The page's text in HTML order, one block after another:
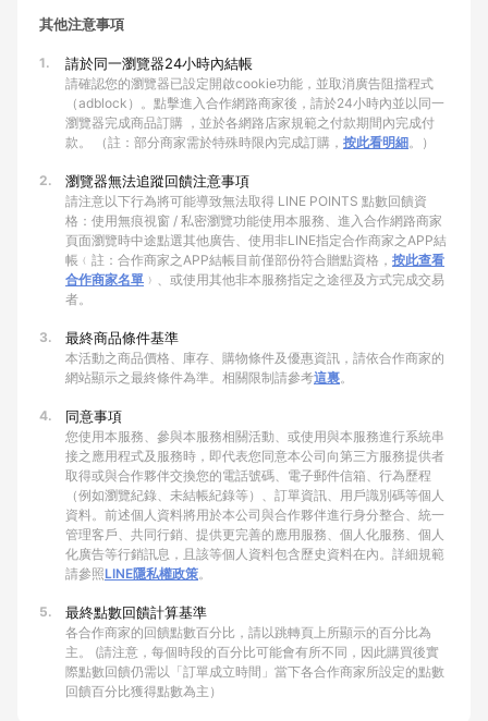
其他注意事項
1. 請於同一瀏覽器24小時內結帳
請確認您的瀏覽器已設定開啟cookie功能，並取消廣告阻擋程式
（adblock）。點擊進入合作網路商家後，請於24小時內並以同一
瀏覽器完成商品訂購 ，並於各網路店家規範之付款期間內完成付
款。 （註：部分商家需於特殊時限內完成訂購， 按此看明細。）
2. 瀏覽器無法追蹤回饋注意事項
請注意以下行為將可能導致無法取得 LINE POINTS 點數回饋資
格：使用無痕視窗 / 私密瀏覽功能使用本服務、進入合作網路商家
頁面瀏覽時中途點選其他廣告、使用非LINE指定合作商家之APP結
帳﹙註：合作商家之APP結帳目前僅部份符合贈點資格， 按此查看
合作商家名單 ﹚、或使用其他非本服務指定之途徑及方式完成交易
者。
3. 最終商品條件基準
本活動之商品價格、庫存、購物條件及優惠資訊，請依合作商家的
網站顯示之最終條件為準。相關限制請參考這裏。
4. 同意事項
您使用本服務、參與本服務相關活動、或使用與本服務進行系統串
接之應用程式及服務時，即代表您同意本公司向第三方服務提供者
取得或與合作夥伴交換您的電話號碼、電子郵件信箱、行為歷程
（例如瀏覽紀錄、未結帳紀錄等）、訂單資訊、用戶識別碼等個人
資料。前述個人資料將用於本公司與合作夥伴進行身分整合、統一
管理客戶、共同行銷、提供更完善的應用服務、個人化服務、個人
化廣告等行銷訊息，且該等個人資料包含歷史資料在內。詳細規範
請參照LINE隱私權政策。
5. 最終點數回饋計算基準
各合作商家的回饋點數百分比，請以跳轉頁上所顯示的百分比為
主。 (請注意，每個時段的百分比可能會有所不同，因此購買後實
際點數回饋仍需以「訂單成立時間」當下各合作商家所設定的點數
回饋百分比獲得點數為主）